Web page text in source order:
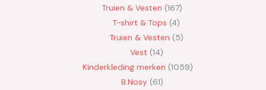
Truien & Vesten 167
T-shirt & Tops 4
Truien & Vesten 5
Vest 14
Kinderkleding merken 1059
B.Nosy 61